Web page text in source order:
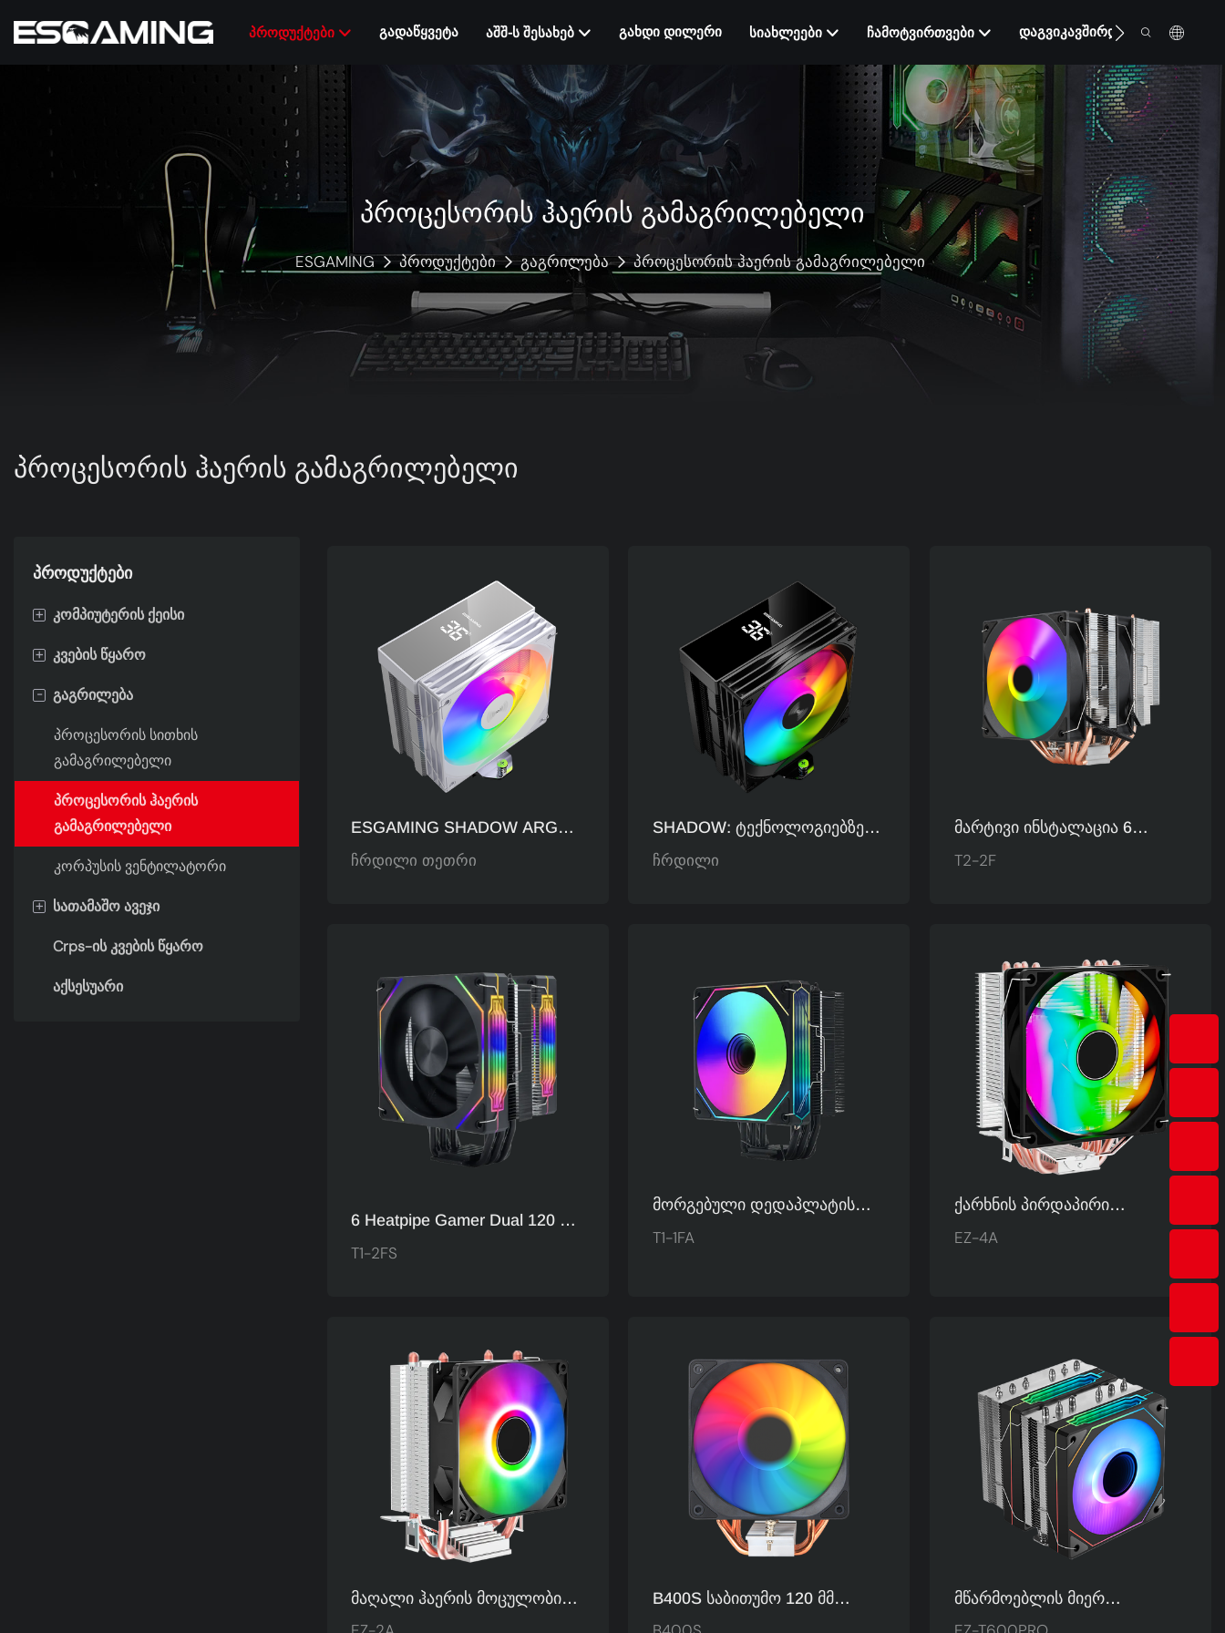
ᲞᲠᲝᲓᲣᲥᲢᲔᲑᲘ ᲒᲐᲓᲐᲬᲧᲕᲔᲢᲐ ᲐᲨᲨ-Ს ᲨᲔᲡᲐᲮᲔᲑ ᲒᲐᲮᲓᲘ ᲓᲘᲚᲔᲠᲘ ᲡᲘᲐᲮᲚᲔᲔᲑᲘ ᲩᲐᲛᲝᲢᲕᲘᲠᲗᲕᲔᲑᲘ ᲓᲐᲒᲕᲘᲙᲐᲕᲨᲘᲠᲓᲘᲗ
ᲞᲠᲝᲪᲔᲡᲝᲠᲘᲡ ᲰᲐᲔᲠᲘᲡ ᲒᲐᲛᲐᲒᲠᲘᲚᲔᲑᲔᲚᲘ
ESGAMING პროდუქტები გაგრილება პროცესორის ჰაერის გამაგრილებელი
ᲞᲠᲝᲪᲔᲡᲝᲠᲘᲡ ᲰᲐᲔᲠᲘᲡ ᲒᲐᲛᲐᲒᲠᲘᲚᲔᲑᲔᲚᲘ
პროდუქტები
+ კომპიუტერის ქეისი
ნული
ყინვა
ფრთა
ლუმია
არსი
+ კვების წყარო
80+ ოქრო
80+ ბრინჯაო
80+ პლატინის
- გაგრილება
პროცესორის სითხის
გამაგრილებელი
პროცესორის ჰაერის
გამაგრილებელი
კორპუსის ვენტილატორი
+ სათამაშო ავეჯი
სათამაშო მაგიდა
Crps-ის კვების წყარო
აქსესუარი
ESGAMING SHADOW ARGB
Ჰაერის Გამაგრილებელი:
ჩრდილი თეთრი
SHADOW: Ტექნოლოგიებზე
Ორიენტირებული Ჰარდკორ
ჩრდილი
Მარტივი Ინსტალაცია 6
Გათბობის Მილი Ორმაგი
T2-2F
6 Heatpipe Gamer Dual 120 Მმ
Ვენტილატორი ARGB Light
T1-2FS
Მორგებული Დედაპლატის
Სინქრონიზაციის 120 Მმ CPU
T1-1FA
Ქარხნის Პირდაპირი
Გაყიდვები 4 Თბომილი 120 Მმ
EZ-4A
Მაღალი Ჰაერის Მოცულობის 2
Სითბოს Მილები Ალუმინის
B400S Საბითუმო 120 Მმ
Ერთკოშკიანი CPU
Მწარმოებლის Მიერ
Დამზადებული Ნიკელით